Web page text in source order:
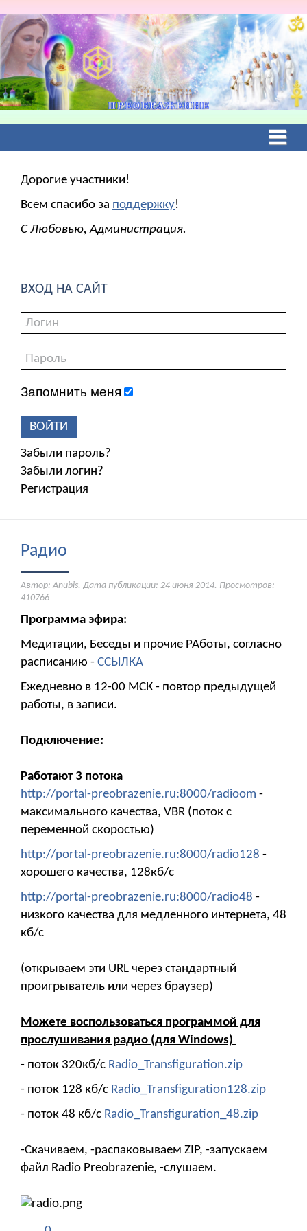
Дорогие участники!
Всем спасибо за поддержку!
С Любовью, Администрация.
ВХОД НА САЙТ
Запомнить меня
ВОЙТИ
Забыли пароль?
Забыли логин?
Регистрация
Радио
Автор: Anubis. Дата публикации: 24 июня 2014. Просмотров:
410766
Программа эфира:
Медитации, Беседы и прочие РАботы, согласно
расписанию - ССЫЛКА
Ежедневно в 12-00 МСК - повтор предыдущей
работы, в записи.
Подключение:
Работают 3 потока
http://portal-preobrazenie.ru:8000/radioom -
максимального качества, VBR (поток с
переменной скоростью)
http://portal-preobrazenie.ru:8000/radio128 -
хорошего качества, 128кб/с
http://portal-preobrazenie.ru:8000/radio48 -
низкого качества для медленного интернета, 48
кб/с
(открываем эти URL через стандартный
проигрыватель или через браузер)
Можете воспользоваться программой для
прослушивания радио (для Windows)
- поток 320кб/с Radio_Transfiguration.zip
- поток 128 кб/с Radio_Transfiguration128.zip
- поток 48 кб/с Radio_Transfiguration_48.zip
-Cкачиваем, -распаковываем ZIP, -запускаем
файл Radio Preobrazenie, -слушаем.